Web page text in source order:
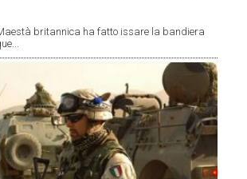
britannica ha fatto issare la bandiera